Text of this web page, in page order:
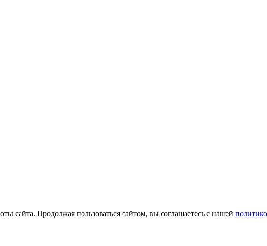
сайта. Продолжая пользоваться сайтом, вы соглашаетесь с нашей